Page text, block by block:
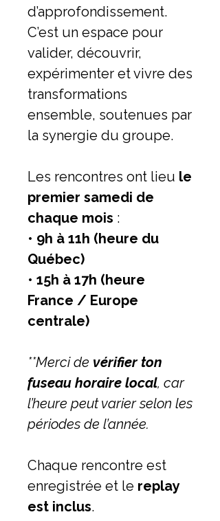
d’approfondissement.
C’est un espace pour
valider, découvrir,
expérimenter et vivre des
transformations
ensemble, soutenues par
la synergie du groupe.
Les rencontres ont lieu le
premier samedi de
chaque mois :
• 9h à 11h (heure du
Québec)
• 15h à 17h (heure
France / Europe
centrale)
**Merci de vérifier ton
fuseau horaire local, car
l’heure peut varier selon les
périodes de l’année.
Chaque rencontre est
enregistrée et le replay
est inclus.